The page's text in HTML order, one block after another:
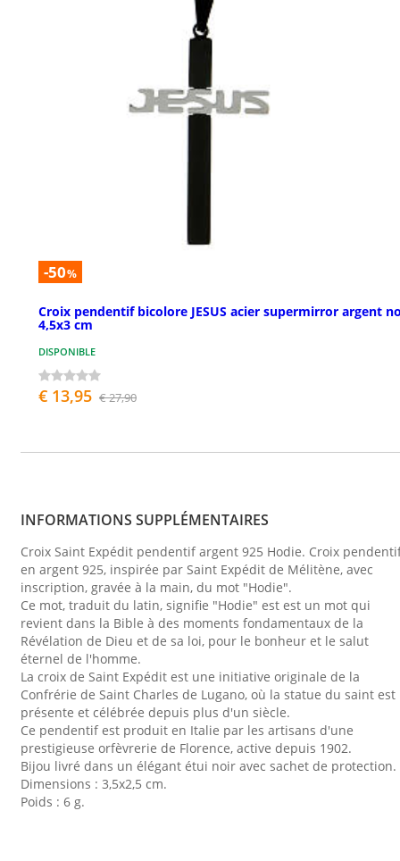
-50%
Croix pendentif bicolore JESUS acier supermirror argent
4,5x3 cm
DISPONIBLE
€ 13,95 € 27,90
INFORMATIONS SUPPLÉMENTAIRES
Croix Saint Expédit pendentif argent 925 Hodie. Croix
en argent 925, inspirée par Saint Expédit de Mélitène, avec
inscription, gravée à la main, du mot "Hodie".
Ce mot, traduit du latin, signifie "Hodie" est est un mot qui
revient dans la Bible à des moments fondamentaux de la
Révélation de Dieu et de sa loi, pour le bonheur et le salut
éternel de l'homme.
La croix de Saint Expédit est une initiative originale de la
Confrérie de Saint Charles de Lugano, où la statue du saint est
présente et célébrée depuis plus d'un siècle.
Ce pendentif est produit en Italie par les artisans d'une
prestigieuse orfèvrerie de Florence, active depuis 1902.
Bijou livré dans un élégant étui noir avec sachet de protection.
Dimensions : 3,5x2,5 cm.
Poids : 6 g.